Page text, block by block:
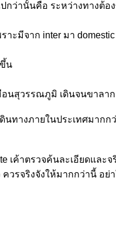
ว่านั้นคือ ระหว่างทางต้
ะมีจาก inter มา
น
อนสุวรรณภูมิ เดินจนขาลาก
างภายในประเทศมากก
าตรวจค้นละเอียดและจ
วรจริงจังให้มากกว่านี้ อ